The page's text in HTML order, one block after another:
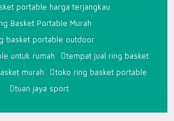
portable harga terjangkau
Basket Portable Murah
basket portable outdoor
untuk rumah
tempat jual ring basket
murah
toko ring basket portable
tuan jaya sport